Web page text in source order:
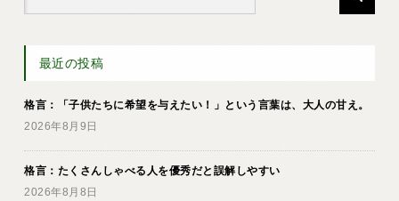
最近の投稿
格言：「子供たちに希望を与えたい！」という言葉は、大人の甘え。
2026年8月9日
格言：たくさんしゃべる人を優秀だと誤解しやすい
2026年8月8日